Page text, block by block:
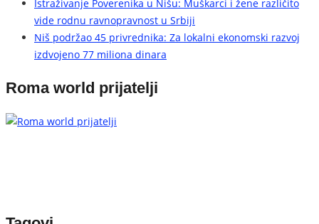
Istraživanje Poverenika u Nišu: Muškarci i žene različito
vide rodnu ravnopravnost u Srbiji
Niš podržao 45 privrednika: Za lokalni ekonomski razvoj
izdvojeno 77 miliona dinara
Roma world prijatelji